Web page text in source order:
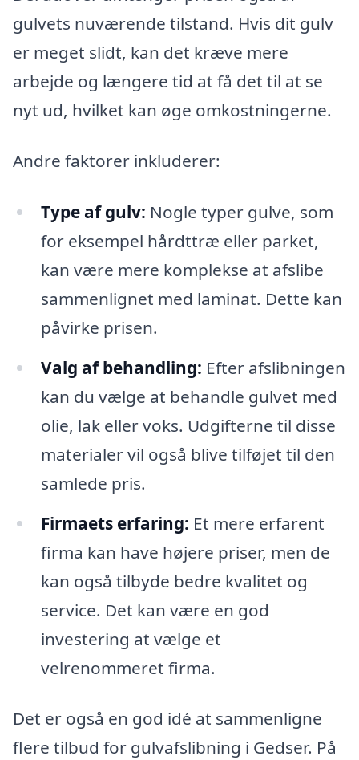
gulvets nuværende tilstand. Hvis dit gulv
er meget slidt, kan det kræve mere
arbejde og længere tid at få det til at se
nyt ud, hvilket kan øge omkostningerne.
Andre faktorer inkluderer:
Type af gulv: Nogle typer gulve, som
for eksempel hårdttræ eller parket,
kan være mere komplekse at afslibe
sammenlignet med laminat. Dette kan
påvirke prisen.
Valg af behandling: Efter afslibningen
kan du vælge at behandle gulvet med
olie, lak eller voks. Udgifterne til disse
materialer vil også blive tilføjet til den
samlede pris.
Firmaets erfaring: Et mere erfarent
firma kan have højere priser, men de
kan også tilbyde bedre kvalitet og
service. Det kan være en god
investering at vælge et
velrenommeret firma.
Det er også en god idé at sammenligne
flere tilbud for gulvafslibning i Gedser. På